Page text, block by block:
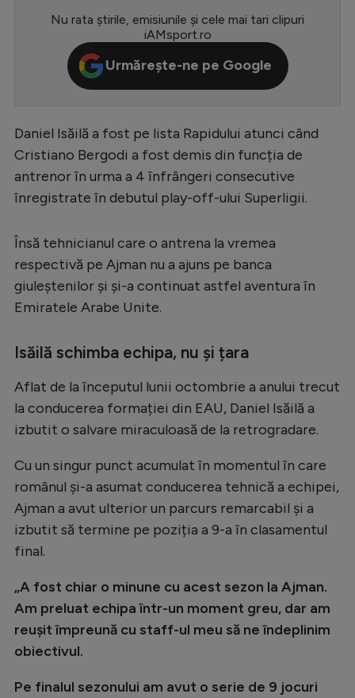
CM 2026
Premier League
LaLiga
Bundesliga
Ligue 1
Campionate
EURO 2024
Stranieri
Clasamente
Tenis
Handbal
Formula 1
Gimnastică
Auto
Alte sporturi
JO 2026
Nu rata știrile, emisiunile și cele mai tari clipuri
iAMsport.ro
Urmărește-ne pe Google
Daniel Isăilă a fost pe lista Rapidului atunci când
Cristiano Bergodi a fost demis din funcția de
antrenor în urma a 4 înfrângeri consecutive
înregistrate în debutul play-off-ului Superligii.
Însă tehnicianul care o antrena la vremea
respectivă pe Ajman nu a ajuns pe banca
giuleștenilor și și-a continuat astfel aventura în
Emiratele Arabe Unite.
Isăilă schimba echipa, nu și țara
Aflat de la începutul lunii octombrie a anului trecut
la conducerea formației din EAU, Daniel Isăilă a
izbutit o salvare miraculoasă de la retrogradare.
Cu un singur punct acumulat în momentul în care
românul și-a asumat conducerea tehnică a echipei,
Ajman a avut ulterior un parcurs remarcabil și a
izbutit să termine pe poziția a 9-a în clasamentul
final.
„A fost chiar o minune cu acest sezon la Ajman.
Am preluat echipa într-un moment greu, dar am
reușit împreună cu staff-ul meu să ne îndeplinim
obiectivul.
Pe finalul sezonului am avut o serie de 9 jocuri